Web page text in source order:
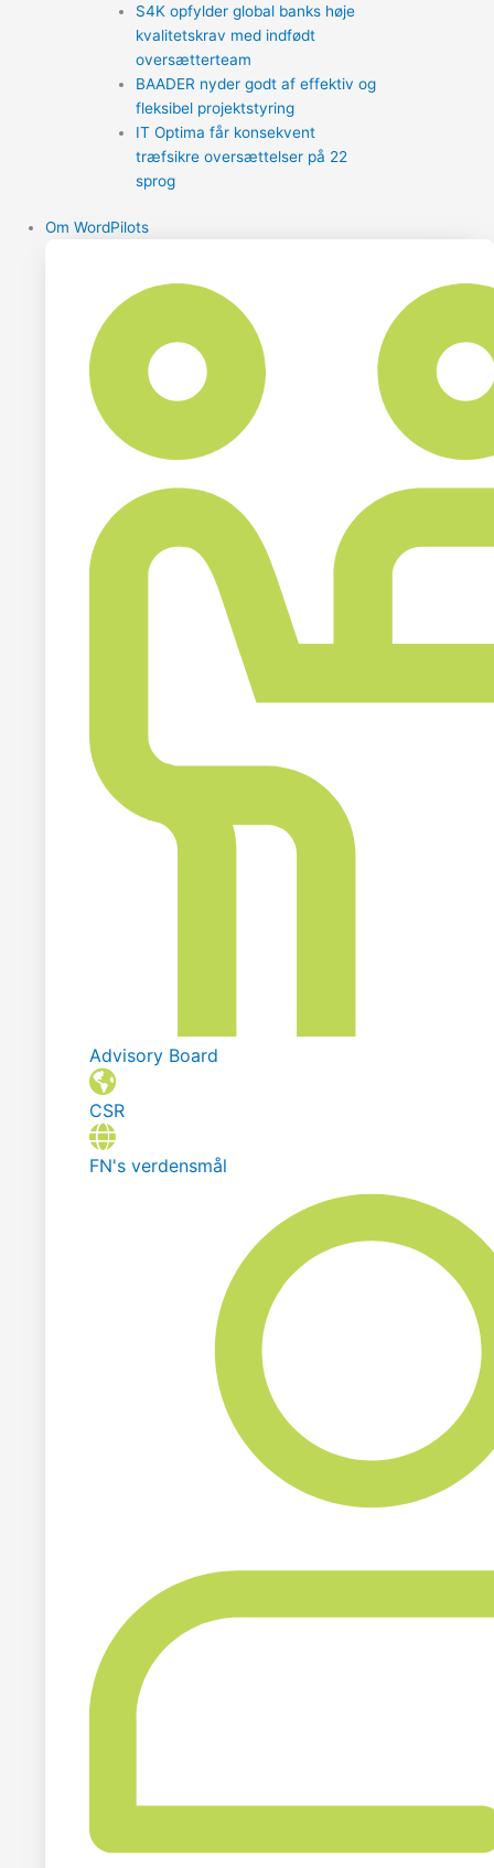
S4K opfylder global banks høje
kvalitetskrav med indfødt
oversætterteam
BAADER nyder godt af effektiv og
fleksibel projektstyring
IT Optima får konsekvent
træfsikre oversættelser på 22
sprog
Om WordPilots
Advisory Board
CSR
FN's verdensmål